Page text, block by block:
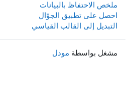
ملخص الاحتفاظ بالبيانات
احصل على تطبيق الجوّال
التبديل إلى القالب القياسي
مشغل بواسطة مودل